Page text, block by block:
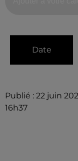
Date
Publié : 22 juin
16h37